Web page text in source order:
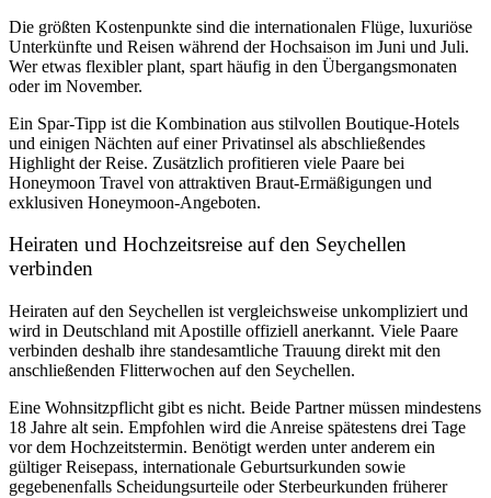
Die größten Kostenpunkte sind die internationalen Flüge, luxuriöse
Unterkünfte und Reisen während der Hochsaison im Juni und Juli.
Wer etwas flexibler plant, spart häufig in den Übergangsmonaten
oder im November.
Ein Spar-Tipp ist die Kombination aus stilvollen Boutique-Hotels
und einigen Nächten auf einer Privatinsel als abschließendes
Highlight der Reise. Zusätzlich profitieren viele Paare bei
Honeymoon Travel von attraktiven Braut-Ermäßigungen und
exklusiven Honeymoon-Angeboten.
Heiraten und Hochzeitsreise auf den Seychellen
verbinden
Heiraten auf den Seychellen ist vergleichsweise unkompliziert und
wird in Deutschland mit Apostille offiziell anerkannt. Viele Paare
verbinden deshalb ihre standesamtliche Trauung direkt mit den
anschließenden Flitterwochen auf den Seychellen.
Eine Wohnsitzpflicht gibt es nicht. Beide Partner müssen mindestens
18 Jahre alt sein. Empfohlen wird die Anreise spätestens drei Tage
vor dem Hochzeitstermin. Benötigt werden unter anderem ein
gültiger Reisepass, internationale Geburtsurkunden sowie
gegebenenfalls Scheidungsurteile oder Sterbeurkunden früherer